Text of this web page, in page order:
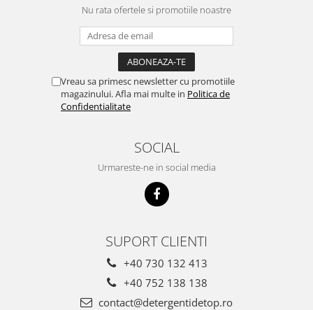
Nu rata ofertele si promotiile noastre
Vreau sa primesc newsletter cu promotiile
magazinului. Afla mai multe in Politica de
Confidentialitate
SOCIAL
Urmareste-ne in social media
SUPORT CLIENTI
+40 730 132 413
+40 752 138 138
contact@detergentidetop.ro